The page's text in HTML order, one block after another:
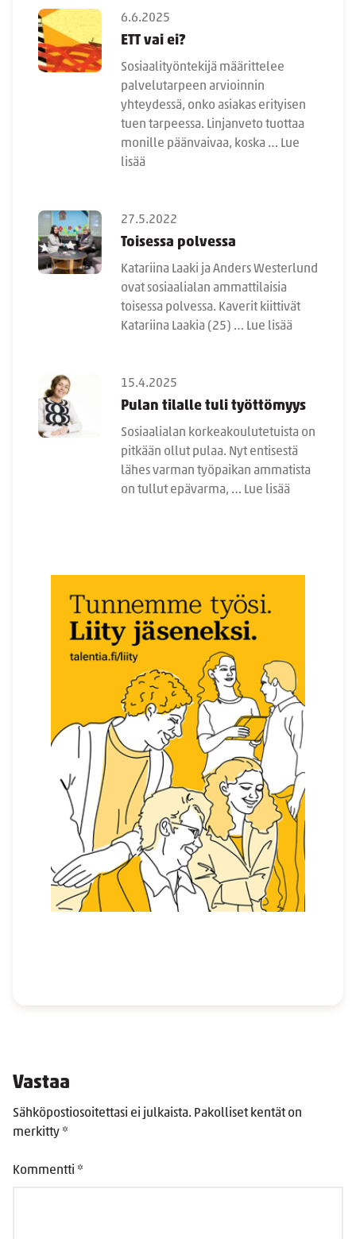
6.6.2025
ETT vai ei?
Sosiaalityöntekijä määrittelee
palvelutarpeen arvioinnin
yhteydessä, onko asiakas erityisen
tuen tarpeessa. Linjanveto tuottaa
monille päänvaivaa, koska … Lue
lisää
27.5.2022
Toisessa polvessa
Katariina Laaki ja Anders Westerlund
ovat sosiaalialan ammattilaisia
toisessa polvessa. Kaverit kiittivät
Katariina Laakia (25) … Lue lisää
15.4.2025
Pulan tilalle tuli työttömyys
Sosiaalialan korkeakoulutetuista on
pitkään ollut pulaa. Nyt entisestä
lähes varman työpaikan ammatista
on tullut epävarma, … Lue lisää
Vastaa
Sähköpostiosoitettasi ei julkaista. Pakolliset kentät on
merkitty *
Kommentti *